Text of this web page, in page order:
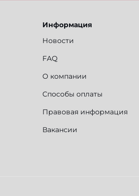
Информация
Новости
FAQ
О компании
Способы оплаты
Правовая информация
Вакансии